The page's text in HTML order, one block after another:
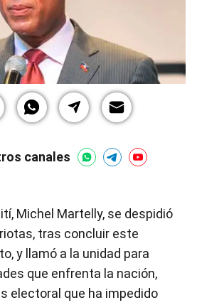
canales
Michel Martelly, se despidió
tras concluir este
y llamó a la unidad para
que enfrenta la nación,
electoral que ha impedido